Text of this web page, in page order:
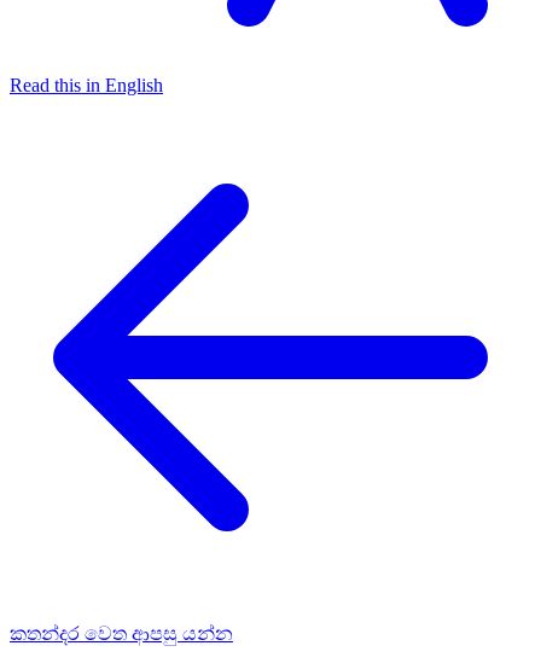
Read this in English
කතන්දර වෙත ආපසු යන්න